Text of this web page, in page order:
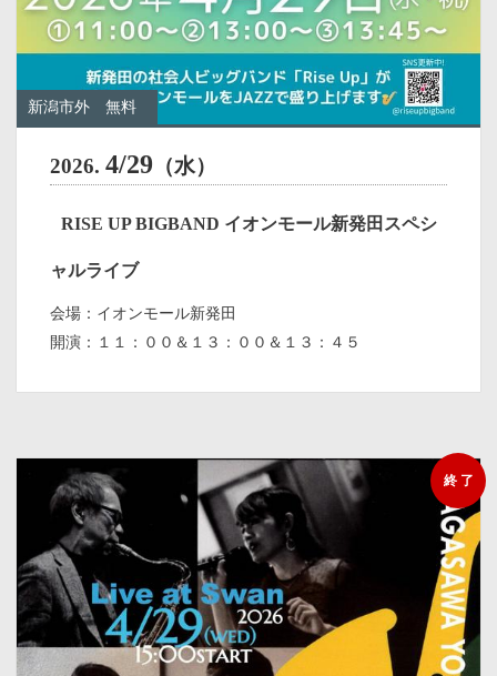
新潟市外 無料
2026. 4/29 （水）
RISE UP BIGBAND イオンモール新発田スペシ
ャルライブ
会場：イオンモール新発田
開演：１１：００＆１３：００＆１３：４５
終 了